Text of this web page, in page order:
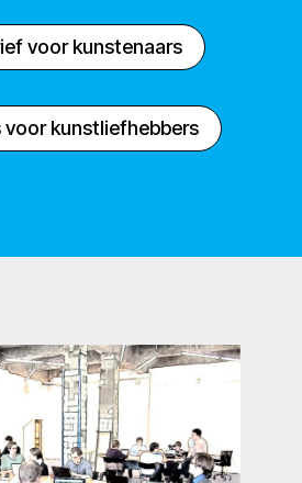
voor kunstenaars
voor kunstliefhebbers